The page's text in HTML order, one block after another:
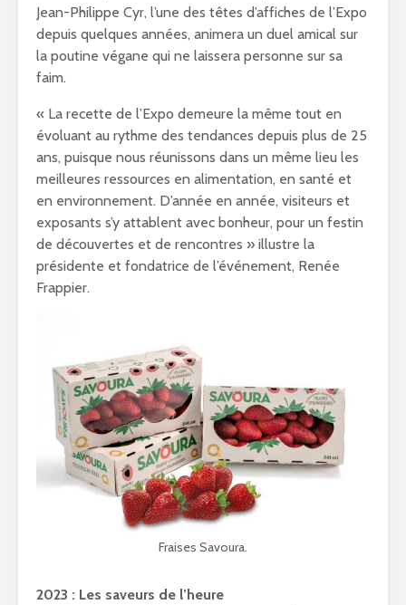
Jean-Philippe Cyr, l’une des têtes d’affiches de l’Expo
depuis quelques années, animera un duel amical sur
la poutine végane qui ne laissera personne sur sa
faim.
« La recette de l’Expo demeure la même tout en
évoluant au rythme des tendances depuis plus de 25
ans, puisque nous réunissons dans un même lieu les
meilleures ressources en alimentation, en santé et
en environnement. D’année en année, visiteurs et
exposants s’y attablent avec bonheur, pour un festin
de découvertes et de rencontres » illustre la
présidente et fondatrice de l’événement, Renée
Frappier.
Fraises Savoura.
2023 : Les saveurs de l’heure